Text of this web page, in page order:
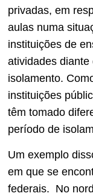
privadas, em
aulas numa
instituições de
atividades
isolamento.
instituições
têm tomado
período de
Um exemplo
em que se
federais. No